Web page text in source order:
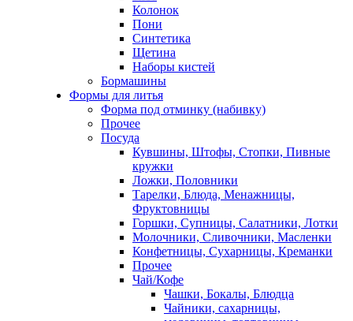
Колонок
Пони
Синтетика
Щетина
Наборы кистей
Бормашины
Формы для литья
Форма под отминку (набивку)
Прочее
Посуда
Кувшины, Штофы, Стопки, Пивные
кружки
Ложки, Половники
Тарелки, Блюда, Менажницы,
Фруктовницы
Горшки, Супницы, Салатники, Лотки
Молочники, Сливочники, Масленки
Конфетницы, Сухарницы, Креманки
Прочее
Чай/Кофе
Чашки, Бокалы, Блюдца
Чайники, сахарницы,